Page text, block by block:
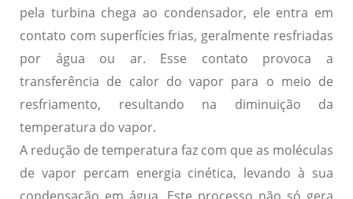
pela turbina chega ao condensador, ele entra em
contato com superfícies frias, geralmente resfriadas
por água ou ar. Esse contato provoca a
transferência de calor do vapor para o meio de
resfriamento, resultando na diminuição da
temperatura do vapor.
A redução de temperatura faz com que as moléculas
de vapor percam energia cinética, levando à sua